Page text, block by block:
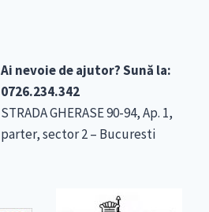
Ai nevoie de ajutor? Sună la:
0726.234.342
STRADA GHERASE 90-94, Ap. 1,
parter, sector 2 – Bucuresti